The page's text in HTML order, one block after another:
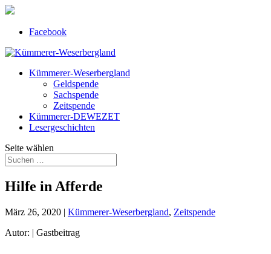
Facebook
Kümmerer-Weserbergland
Geldspende
Sachspende
Zeitspende
Kümmerer-DEWEZET
Lesergeschichten
Seite wählen
Hilfe in Afferde
März 26, 2020 | Kümmerer-Weserbergland, Zeitspende
Autor: | Gastbeitrag